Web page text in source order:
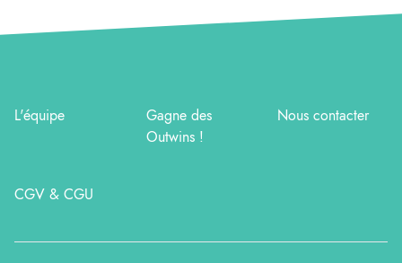
L'équipe
Gagne des
Outwins !
Nous contacter
CGV & CGU